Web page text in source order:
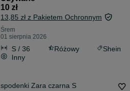
10 zł
13,85 zł z Pakietem Ochronnym
Śrem
01 sierpnia 2026
S / 36 Różowy
Shein
Inny
spodenki Zara czarna S